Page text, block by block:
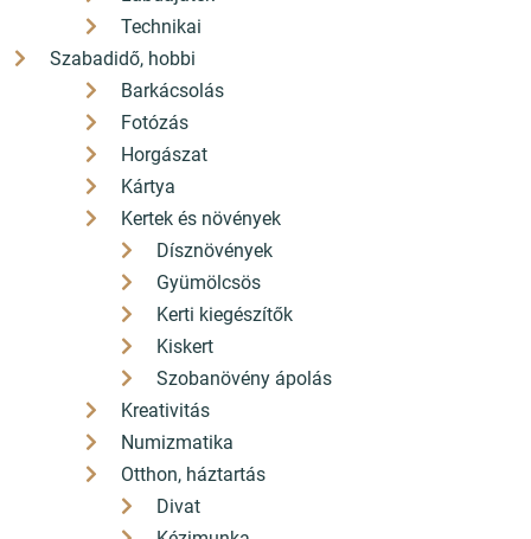
Technikai
Szabadidő, hobbi
Barkácsolás
Fotózás
Horgászat
Kártya
Kertek és növények
Dísznövények
Gyümölcsös
Kerti kiegészítők
Kiskert
Szobanövény ápolás
Kreativitás
Numizmatika
Otthon, háztartás
Divat